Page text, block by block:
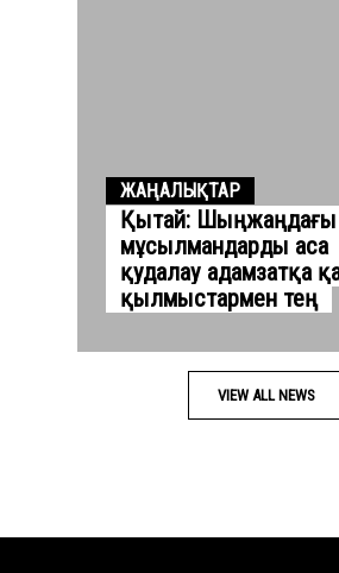
ЖАҢАЛЫҚТАР
Қытай: Шыңжаңдағы
мұсылмандарды аса
қудалау адамзатқа
қылмыстармен тең
VIEW ALL NEWS